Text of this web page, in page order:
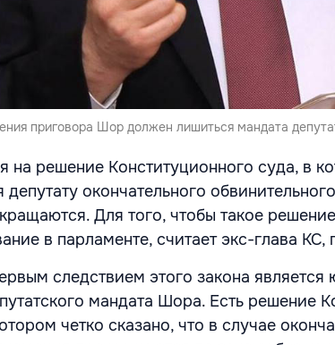
приговора Шор должен лишиться мандата
на решение Конституционного суда, в
окончательного
Для того, чтобы такое
в парламенте, считает экс-глава КС,
следствием этого закона является
мандата Шора. Есть решение
четко сказано, что в случае